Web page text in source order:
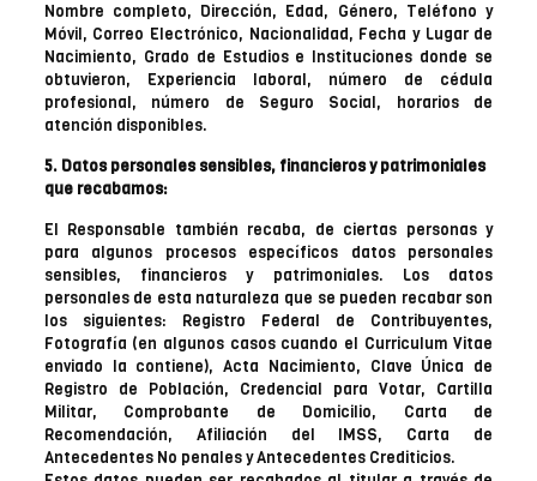
Nombre completo, Dirección, Edad, Género, Teléfono y
Móvil, Correo Electrónico, Nacionalidad, Fecha y Lugar de
Nacimiento, Grado de Estudios e Instituciones donde se
obtuvieron, Experiencia laboral, número de cédula
profesional, número de Seguro Social, horarios de
atención disponibles.
5. Datos personales sensibles, financieros y patrimoniales
que recabamos:
El Responsable también recaba, de ciertas personas y
para algunos procesos específicos datos personales
sensibles, financieros y patrimoniales. Los datos
personales de esta naturaleza que se pueden recabar son
los siguientes: Registro Federal de Contribuyentes,
Fotografía (en algunos casos cuando el Curriculum Vitae
enviado la contiene), Acta Nacimiento, Clave Única de
Registro de Población, Credencial para Votar, Cartilla
Militar, Comprobante de Domicilio, Carta de
Recomendación, Afiliación del IMSS, Carta de
Antecedentes No penales y Antecedentes Crediticios.